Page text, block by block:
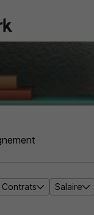
Contrats Salaire